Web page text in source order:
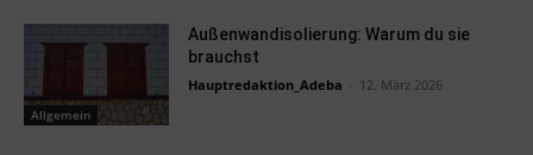
Allgemein
Außenwandisolierung: Warum du sie
brauchst
Hauptredaktion_Adeba 12. März 2026